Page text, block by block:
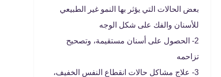
بعض الحالات التي يؤثر بها النمو غير الطبيعي
للأسنان والفك على شكل الوجه
2- الحصول على أسنان مستقيمة، وتصحيح
تزاحمه
3- علاج مشاكل حالات انقطاع النفس الخفيف،